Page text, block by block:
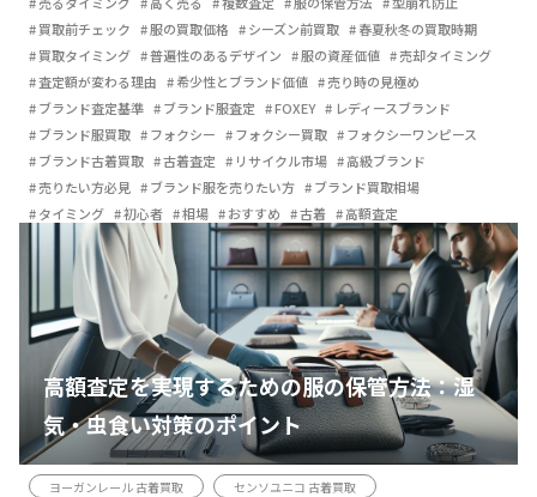
買取前チェック
服の買取価格 シーズン前買取
春夏秋冬の買取時期
買取タイミング
普遍性のあるデザイン 服の資産価値
売却タイミング
査定額が変わる理由
希少性とブランド価値
売り時の見極め
ブランド査定基準
ブランド服査定 FOXEY
レディースブランド
ブランド服買取
フォクシー フォクシー買取
フォクシーワンピース
ブランド古着買取
古着査定 リサイクル市場
高級ブランド
売りたい方必見
ブランド服を売りたい方
ブランド買取相場
タイミング
初心者 相場 おすすめ 古着 高額査定
高額査定を実現するための服の保管方法：湿
気・虫食い対策のポイント
ヨーガンレール 古着買取
センソユニコ 古着買取